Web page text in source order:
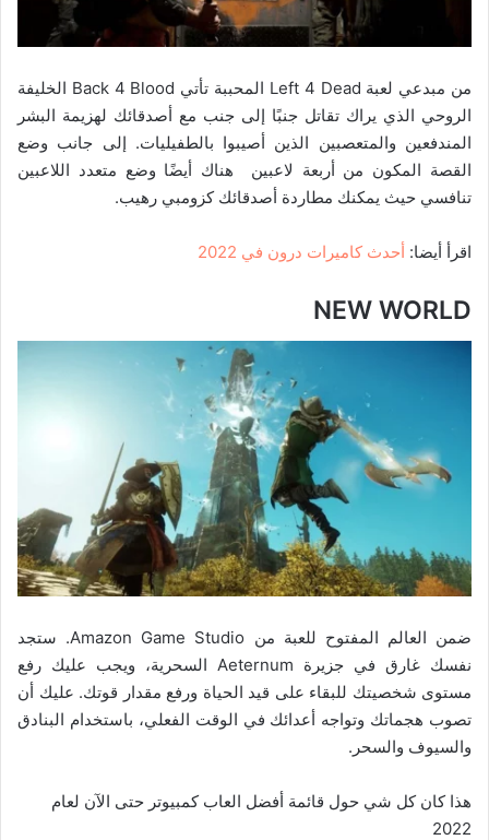
من مبدعي لعبة Left 4 Dead المحببة تأتي Back 4 Blood الخليفة
الروحي الذي يراك تقاتل جنبًا إلى جنب مع أصدقائك لهزيمة البشر
المندفعين والمتعصبين الذين أصيبوا بالطفيليات. إلى جانب وضع
القصة المكون من أربعة لاعبين هناك أيضًا وضع متعدد اللاعبين
تنافسي حيث يمكنك مطاردة أصدقائك كزومبي رهيب.
اقرأ أيضا: أحدث كاميرات درون في 2022
NEW WORLD
ضمن العالم المفتوح للعبة من Amazon Game Studio. ستجد
نفسك غارق في جزيرة Aeternum السحرية، ويجب عليك رفع
مستوى شخصيتك للبقاء على قيد الحياة ورفع مقدار قوتك. عليك أن
تصوب هجماتك وتواجه أعدائك في الوقت الفعلي، باستخدام البنادق
والسيوف والسحر.
هذا كان كل شي حول قائمة أفضل العاب كمبيوتر حتى الآن لعام
2022